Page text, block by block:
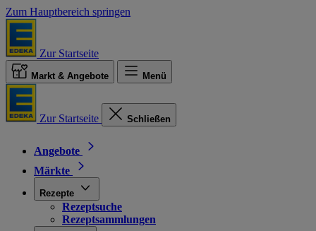
Zum Hauptbereich springen
Zur Startseite
Markt & Angebote Menü
Zur Startseite Schließen
Angebote
Märkte
Rezepte
Rezeptsuche
Rezeptsammlungen